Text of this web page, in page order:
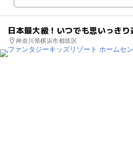
日本最大級！いつでも思いっき
神奈川県横浜市都筑区